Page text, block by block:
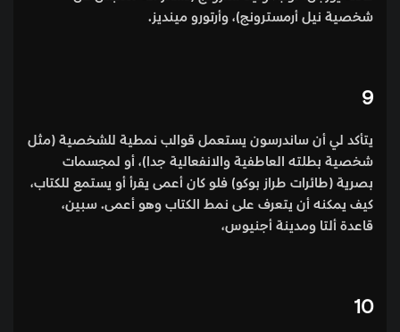
شخصية نيل أرمسترونج)، وأرتورو مينديز.
9
يتأكد لي أن ساندرسون يستعمل قوالب نمطية للشخصية (مثل
شخصية بطلته العاطفية والانفعالية جدا)، أو لمجسمات
بصرية (طائرات طراز بوكو) فلو كان أعمى يقرأ أو يستمع للكتاب،
كيف يمكنه أن يتعرف على نمط الكتاب وهو أعمى. سبين،
قاعدة ألتا ومدينة أجنيوس،
10